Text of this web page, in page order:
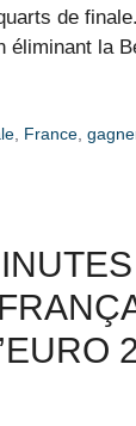
de
éliminant la
France ,